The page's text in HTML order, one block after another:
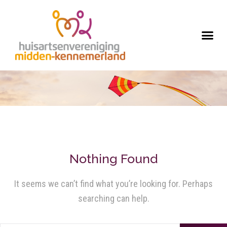
Nothing Found
It seems we can’t find what you’re looking for. Perhaps
searching can help.